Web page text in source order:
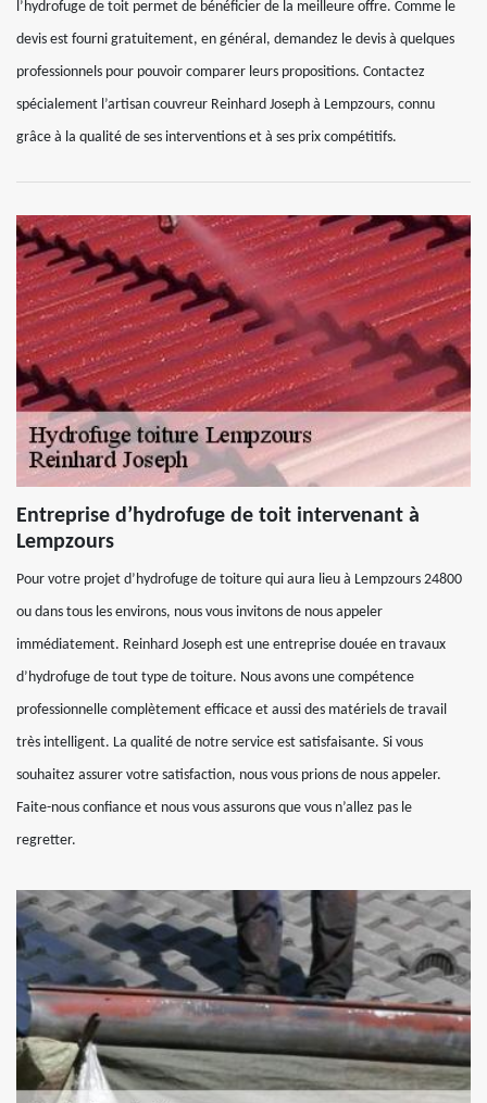
l’hydrofuge de toit permet de bénéficier de la meilleure offre. Comme le
devis est fourni gratuitement, en général, demandez le devis à quelques
professionnels pour pouvoir comparer leurs propositions. Contactez
spécialement l’artisan couvreur Reinhard Joseph à Lempzours, connu
grâce à la qualité de ses interventions et à ses prix compétitifs.
Entreprise d’hydrofuge de toit intervenant à
Lempzours
Pour votre projet d’hydrofuge de toiture qui aura lieu à Lempzours 24800
ou dans tous les environs, nous vous invitons de nous appeler
immédiatement. Reinhard Joseph est une entreprise douée en travaux
d’hydrofuge de tout type de toiture. Nous avons une compétence
professionnelle complètement efficace et aussi des matériels de travail
très intelligent. La qualité de notre service est satisfaisante. Si vous
souhaitez assurer votre satisfaction, nous vous prions de nous appeler.
Faite-nous confiance et nous vous assurons que vous n’allez pas le
regretter.